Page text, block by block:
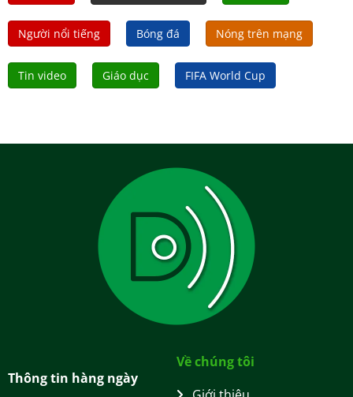
Người nổi tiếng Bóng đá Nóng trên mạng
Tin video Giáo dục FIFA World Cup
Thông tin hàng ngày
Về chúng tôi